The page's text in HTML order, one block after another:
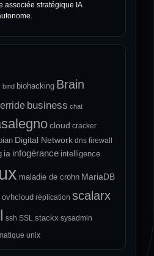
associée stratégique IA
bind biohacking Brain
business chat
cloud cracker
Digital Network dns firewall
ia infogérance intelligence
maladie de crohn MariaDB
ovhcloud réplication scalarx
ssh SSL stackx sysadmin
unix